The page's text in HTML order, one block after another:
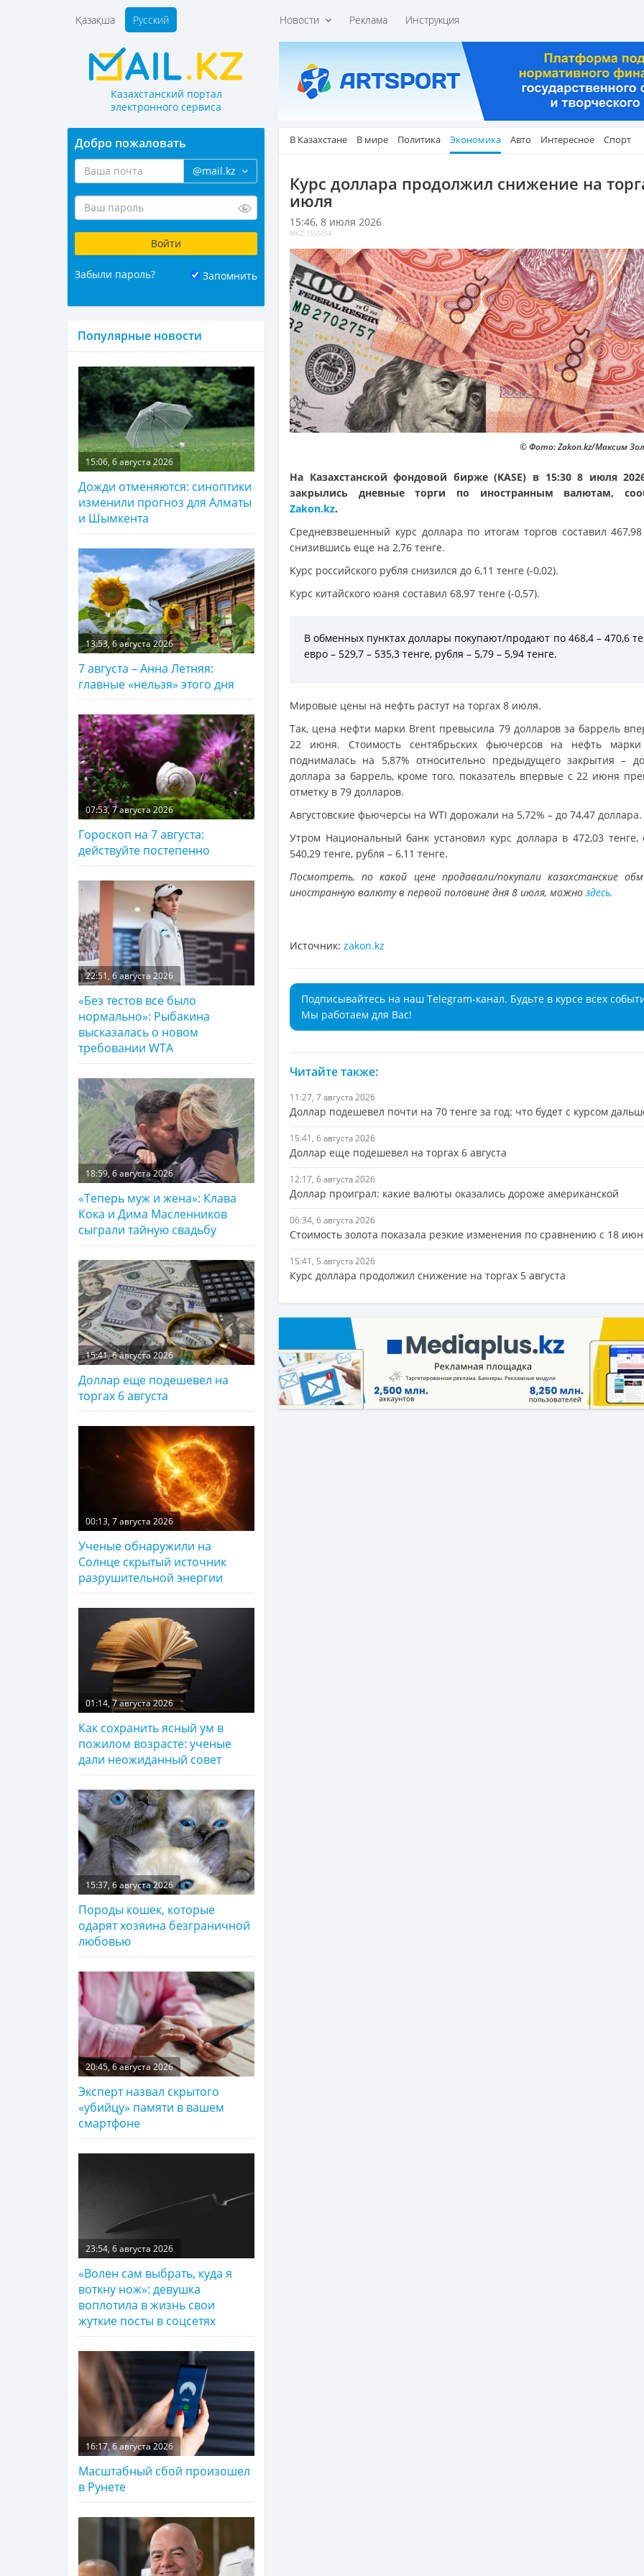
Новости Реклама Инструкция
Қазақша Русский
Казахстанский портал
электронного сервиса
В Казахстане В мире Политика Экономика Авто Интересное Спорт
Курс доллара продолжил снижение на
июля
15:46, 8 июля 2026
MKZ: 1555054
© Фото: Zakon.kz/Максим
На Казахстанской фондовой бирже (KASE) в 15:30 8 июля
закрылись дневные торги по иностранным валютам,
Zakon.kz.
Средневзвешенный курс доллара по итогам торгов составил 467,98
снизившись еще на 2,76 тенге.
Курс российского рубля снизился до 6,11 тенге (-0,02).
Курс китайского юаня составил 68,97 тенге (-0,57).
В обменных пунктах доллары покупают/продают по 468,4 – 470,6
евро – 529,7 – 535,3 тенге, рубля – 5,79 – 5,94 тенге.
Мировые цены на нефть растут на торгах 8 июля.
Так, цена нефти марки Brent превысила 79 долларов за баррель
22 июня. Стоимость сентябрьских фьючерсов на нефть
поднималась на 5,87% относительно предыдущего закрытия –
доллара за баррель, кроме того, показатель впервые с 22 июня
отметку в 79 долларов.
Августовские фьючерсы на WTI дорожали на 5,72% – до 74,47 доллара.
Утром Национальный банк установил курс доллара в 472,03 тенге,
540,29 тенге, рубля – 6,11 тенге.
Посмотреть, по какой цене продавали/покупали казахстанские
иностранную валюту в первой половине дня 8 июля, можно здесь.
Источник: zakon.kz
Подписывайтесь на наш Telegram-канал. Будьте в курсе всех
Мы работаем для Вас!
Читайте также:
11:27, 7 августа 2026
Доллар подешевел почти на 70 тенге за год: что будет с курсом
15:41, 6 августа 2026
Доллар еще подешевел на торгах 6 августа
12:17, 6 августа 2026
Доллар проиграл: какие валюты оказались дороже американской
06:34, 6 августа 2026
Стоимость золота показала резкие изменения по сравнению с 18
15:41, 5 августа 2026
Курс доллара продолжил снижение на торгах 5 августа
Добро пожаловать
@mail.kz
Забыли пароль? Запомнить
Популярные новости
15:06, 6 августа 2026
Дожди отменяются: синоптики
изменили прогноз для Алматы
и Шымкента
13:53, 6 августа 2026
7 августа – Анна Летняя:
главные «нельзя» этого дня
07:53, 7 августа 2026
Гороскоп на 7 августа:
действуйте постепенно
22:51, 6 августа 2026
«Без тестов все было
нормально»: Рыбакина
высказалась о новом
требовании WTA
18:59, 6 августа 2026
«Теперь муж и жена»: Клава
Кока и Дима Масленников
сыграли тайную свадьбу
15:41, 6 августа 2026
Доллар еще подешевел на
торгах 6 августа
00:13, 7 августа 2026
Ученые обнаружили на
Солнце скрытый источник
разрушительной энергии
01:14, 7 августа 2026
Как сохранить ясный ум в
пожилом возрасте: ученые
дали неожиданный совет
15:37, 6 августа 2026
Породы кошек, которые
одарят хозяина безграничной
любовью
20:45, 6 августа 2026
Эксперт назвал скрытого
«убийцу» памяти в вашем
смартфоне
23:54, 6 августа 2026
«Волен сам выбрать, куда я
воткну нож»: девушка
воплотила в жизнь свои
жуткие посты в соцсетях
16:17, 6 августа 2026
Масштабный сбой произошел
в Рунете